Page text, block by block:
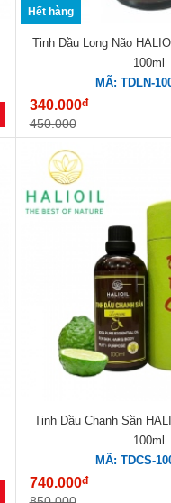
Hết hàng
Tinh Dầu Long Não
100ml
MÃ: TDLN-
340.000đ
450.000
Tinh Dầu Chanh Sần
100ml
MÃ: TDCS-
740.000đ